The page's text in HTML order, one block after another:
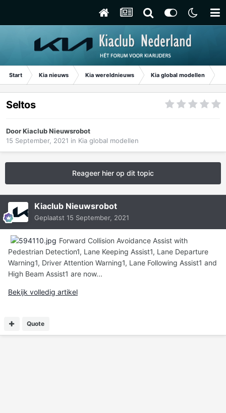
Start Kia nieuws Kia wereldnieuws Kia global modellen
Seltos
DoorKiaclub Nieuwsrobot
15 September, 2021 in Kia global modellen
Reageer hier op dit topic
Kiaclub Nieuwsrobot
Geplaatst 15 September, 2021
Forward Collision Avoidance Assist with
Pedestrian Detection1, Lane Keeping Assist1, Lane Departure
Warning1, Driver Attention Warning1, Lane Following Assist1 and
High Beam Assist1 are now...
Bekijk volledig artikel
Quote